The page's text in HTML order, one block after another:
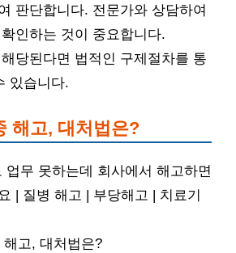
판단합니다. 전문가와 상담하여
인하는 것이 중요합니다.
당된다면 법적인 구제절차를 통
있습니다.
해고, 대처법은?
업무 못하는데 회사에서 해고하면
| 질병 해고 | 부당해고 | 치료기
고, 대처법은?